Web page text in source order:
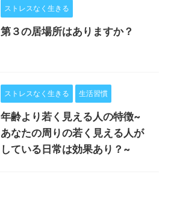
ストレスなく生きる
第３の居場所はありますか？
ストレスなく生きる 生活習慣
年齢より若く見える人の特徴~
あなたの周りの若く見える人が
している日常は効果あり？~